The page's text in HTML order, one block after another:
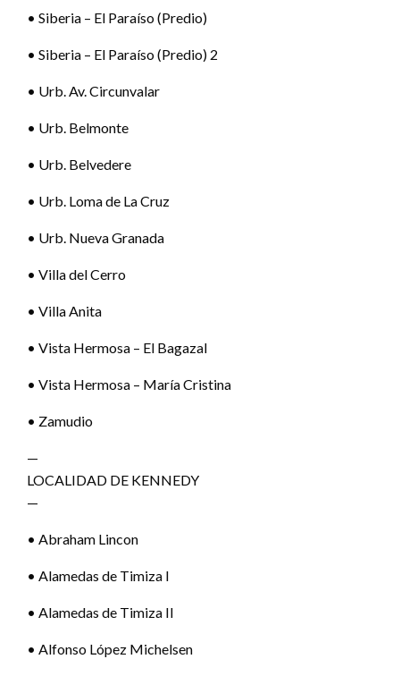
• Siberia – El Paraíso (Predio)
• Siberia – El Paraíso (Predio) 2
• Urb. Av. Circunvalar
• Urb. Belmonte
• Urb. Belvedere
• Urb. Loma de La Cruz
• Urb. Nueva Granada
• Villa del Cerro
• Villa Anita
• Vista Hermosa – El Bagazal
• Vista Hermosa – María Cristina
• Zamudio
—
LOCALIDAD DE KENNEDY
—
• Abraham Lincon
• Alamedas de Timiza I
• Alamedas de Timiza II
• Alfonso López Michelsen